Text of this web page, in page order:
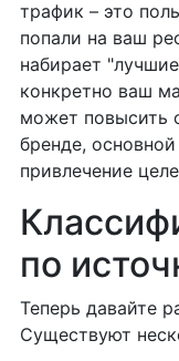
трафик – это
попали на ваш
набирает
конкретно ваш
может повысить
бренде,
привлечение
по
Теперь давайте
Существуют